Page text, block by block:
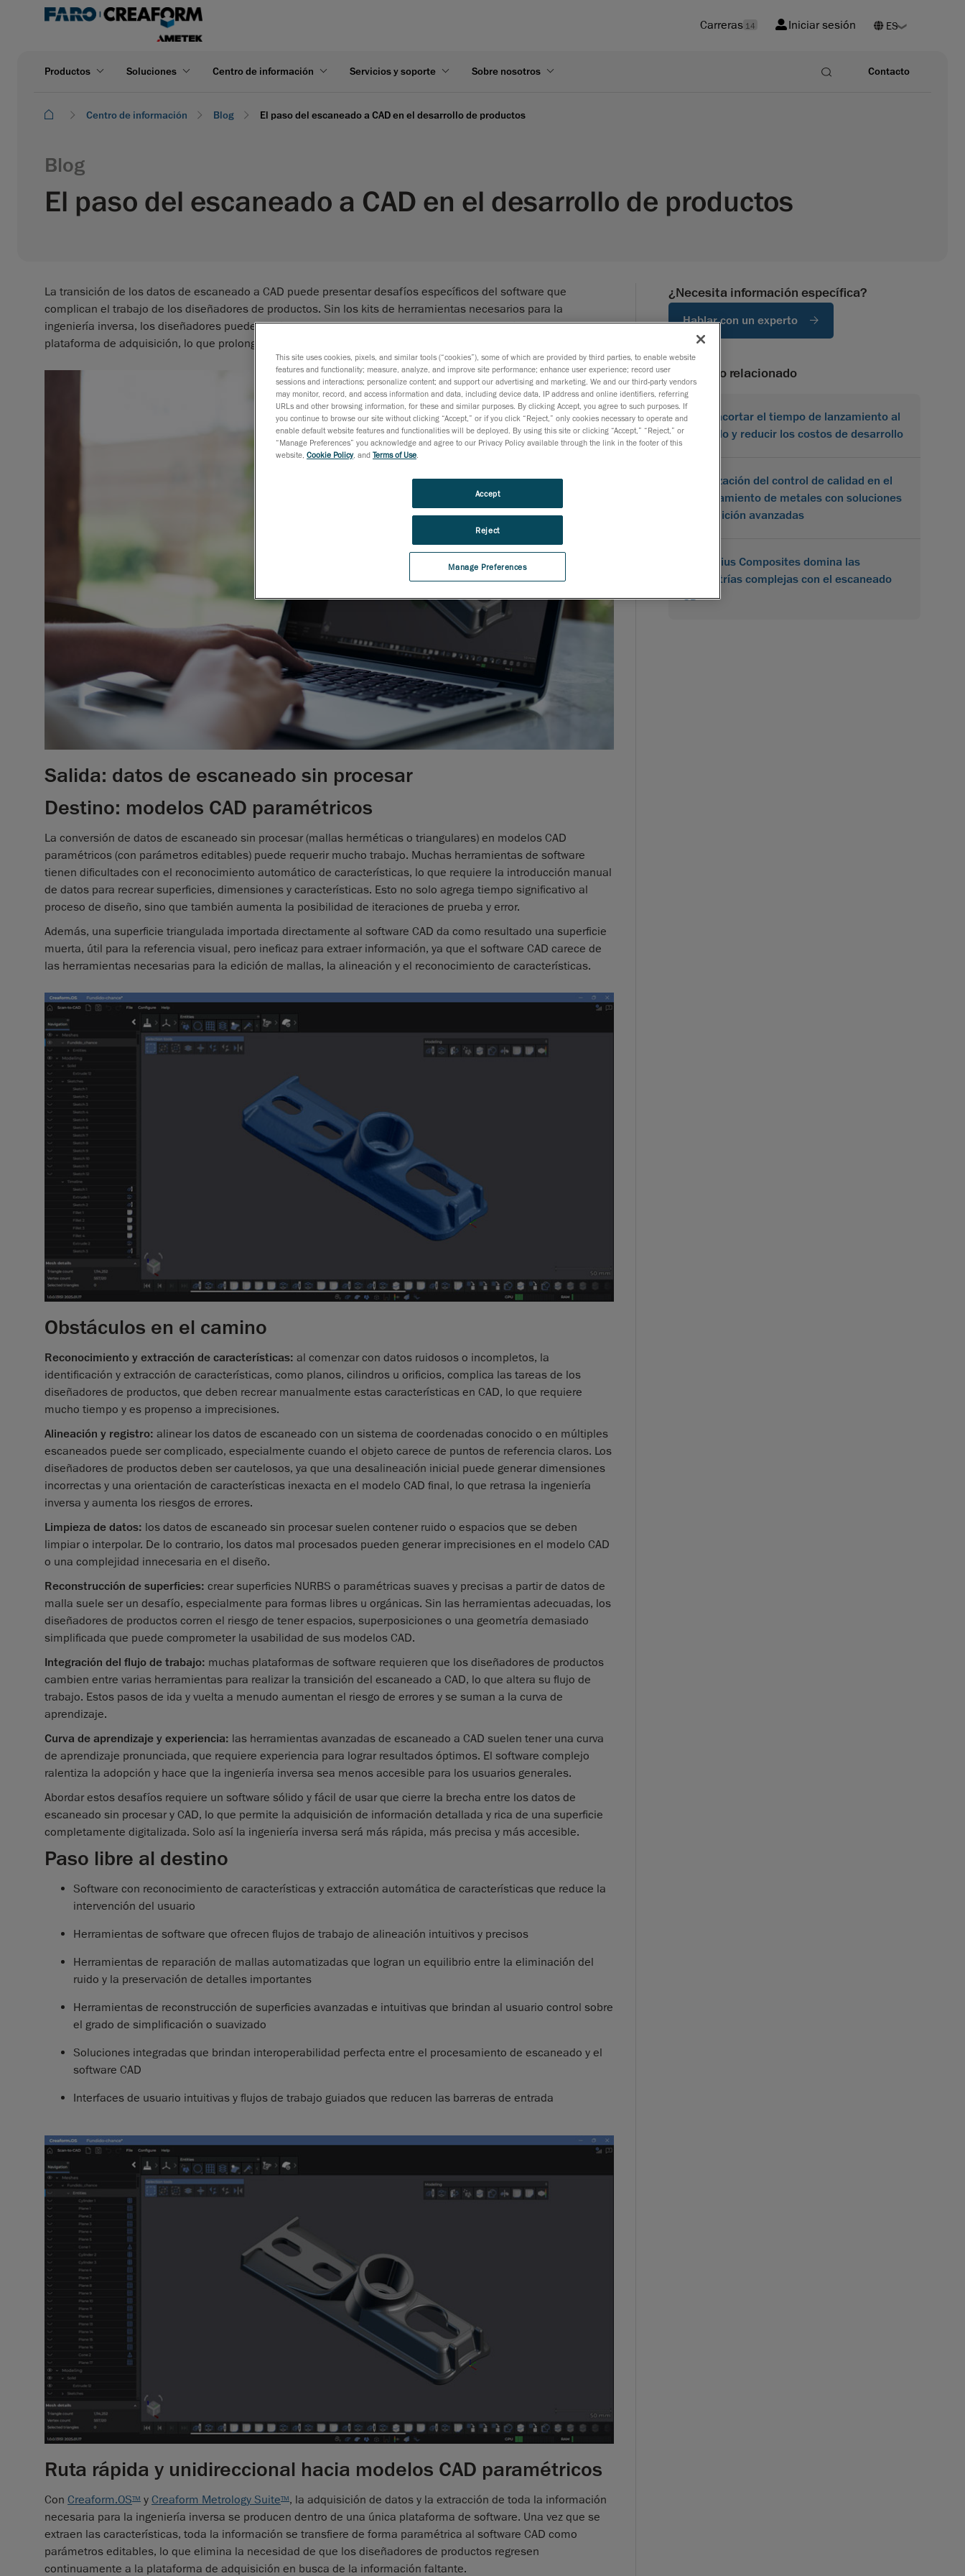
Carreras 14 Iniciar sesión
Productos Soluciones Centro de información Servicios y soporte Sobre nosotros Contacto
Centro de información Blog El paso del escaneado a CAD en el desarrollo de productos
Blog
El paso del escaneado a CAD en el desarrollo de productos
La transición de los datos de escaneado a CAD puede presentar desafíos específicos del software que
complican el trabajo de los diseñadores de productos. Sin los kits de herramientas necesarios para la
ingeniería inversa, los diseñadores pueden enfrentarse a repetidos intercambios entre el software CAD y la
plataforma de adquisición, lo que prolonga el proceso de diseño y retrasa el tiempo de comercialización.
Salida: datos de escaneado sin procesar
Destino: modelos CAD paramétricos
La conversión de datos de escaneado sin procesar (mallas herméticas o triangulares) en modelos CAD
paramétricos (con parámetros editables) puede requerir mucho trabajo. Muchas herramientas de software
tienen dificultades con el reconocimiento automático de características, lo que requiere la introducción manual
de datos para recrear superficies, dimensiones y características. Esto no solo agrega tiempo significativo al
proceso de diseño, sino que también aumenta la posibilidad de iteraciones de prueba y error.
Además, una superficie triangulada importada directamente al software CAD da como resultado una superficie
muerta, útil para la referencia visual, pero ineficaz para extraer información, ya que el software CAD carece de
las herramientas necesarias para la edición de mallas, la alineación y el reconocimiento de características.
Obstáculos en el camino
Reconocimiento y extracción de características: al comenzar con datos ruidosos o incompletos, la
identificación y extracción de características, como planos, cilindros u orificios, complica las tareas de los
diseñadores de productos, que deben recrear manualmente estas características en CAD, lo que requiere
mucho tiempo y es propenso a imprecisiones.
Alineación y registro: alinear los datos de escaneado con un sistema de coordenadas conocido o en múltiples
escaneados puede ser complicado, especialmente cuando el objeto carece de puntos de referencia claros. Los
diseñadores de productos deben ser cautelosos, ya que una desalineación inicial puede generar dimensiones
incorrectas y una orientación de características inexacta en el modelo CAD final, lo que retrasa la ingeniería
inversa y aumenta los riesgos de errores.
Limpieza de datos: los datos de escaneado sin procesar suelen contener ruido o espacios que se deben
limpiar o interpolar. De lo contrario, los datos mal procesados pueden generar imprecisiones en el modelo CAD
o una complejidad innecesaria en el diseño.
Reconstrucción de superficies: crear superficies NURBS o paramétricas suaves y precisas a partir de datos de
malla suele ser un desafío, especialmente para formas libres u orgánicas. Sin las herramientas adecuadas, los
diseñadores de productos corren el riesgo de tener espacios, superposiciones o una geometría demasiado
simplificada que puede comprometer la usabilidad de sus modelos CAD.
Integración del flujo de trabajo: muchas plataformas de software requieren que los diseñadores de productos
cambien entre varias herramientas para realizar la transición del escaneado a CAD, lo que altera su flujo de
trabajo. Estos pasos de ida y vuelta a menudo aumentan el riesgo de errores y se suman a la curva de
aprendizaje.
Curva de aprendizaje y experiencia: las herramientas avanzadas de escaneado a CAD suelen tener una curva
de aprendizaje pronunciada, que requiere experiencia para lograr resultados óptimos. El software complejo
ralentiza la adopción y hace que la ingeniería inversa sea menos accesible para los usuarios generales.
Abordar estos desafíos requiere un software sólido y fácil de usar que cierre la brecha entre los datos de
escaneado sin procesar y CAD, lo que permite la adquisición de información detallada y rica de una superficie
completamente digitalizada. Solo así la ingeniería inversa será más rápida, más precisa y más accesible.
Paso libre al destino
Software con reconocimiento de características y extracción automática de características que reduce la
intervención del usuario
Herramientas de software que ofrecen flujos de trabajo de alineación intuitivos y precisos
Herramientas de reparación de mallas automatizadas que logran un equilibrio entre la eliminación del
ruido y la preservación de detalles importantes
Herramientas de reconstrucción de superficies avanzadas e intuitivas que brindan al usuario control sobre
el grado de simplificación o suavizado
Soluciones integradas que brindan interoperabilidad perfecta entre el procesamiento de escaneado y el
software CAD
Interfaces de usuario intuitivas y flujos de trabajo guiados que reducen las barreras de entrada
Ruta rápida y unidireccional hacia modelos CAD paramétricos
Con Creaform.OSTM y Creaform Metrology SuiteTM, la adquisición de datos y la extracción de toda la información
necesaria para la ingeniería inversa se producen dentro de una única plataforma de software. Una vez que se
extraen las características, toda la información se transfiere de forma paramétrica al software CAD como
parámetros editables, lo que elimina la necesidad de que los diseñadores de productos regresen
continuamente a la plataforma de adquisición en busca de la información faltante.
¿Necesita información específica?
Hablar con un experto
contenido relacionado
Cómo acortar el tiempo de lanzamiento al
mercado y reducir los costos de desarrollo
Optimización del control de calidad en el
procesamiento de metales con soluciones
de medición avanzadas
Karbonius Composites domina las
geometrías complejas con el escaneado
3D
This site uses cookies, pixels, and similar tools (“cookies”), some of which are provided by third parties, to enable website
features and functionality; measure, analyze, and improve site performance; enhance user experience; record user
sessions and interactions; personalize content; and support our advertising and marketing. We and our third-party vendors
may monitor, record, and access information and data, including device data, IP address and online identifiers, referring
URLs and other browsing information, for these and similar purposes. By clicking Accept, you agree to such purposes. If
you continue to browse our site without clicking “Accept,” or if you click “Reject,” only cookies necessary to operate and
enable default website features and functionalities will be deployed. By using this site or clicking “Accept,” “Reject,” or
“Manage Preferences” you acknowledge and agree to our Privacy Policy available through the link in the footer of this
website, Cookie Policy, and Terms of Use
Manage Preferences
Reject
Accept